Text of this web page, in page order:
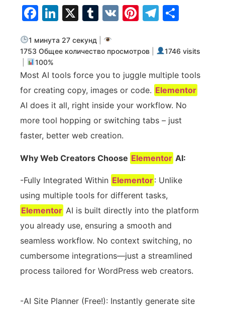
Facebook
LinkedIn
X Tumblr
VK Pinterest
1 минута 27 секунд
1753 Общее количество просмотров
1746 visits
100%
Most AI tools force you to juggle multiple tools
for creating copy, images or code. Elementor
AI does it all, right inside your workflow. No
more tool hopping or switching tabs – just
faster, better web creation.
Why Web Creators Choose Elementor AI:
-Fully Integrated Within Elementor: Unlike
using multiple tools for different tasks,
Elementor AI is built directly into the platform
you already use, ensuring a smooth and
seamless workflow. No context switching, no
cumbersome integrations—just a streamlined
process tailored for WordPress web creators.
-AI Site Planner (Free!): Instantly generate site